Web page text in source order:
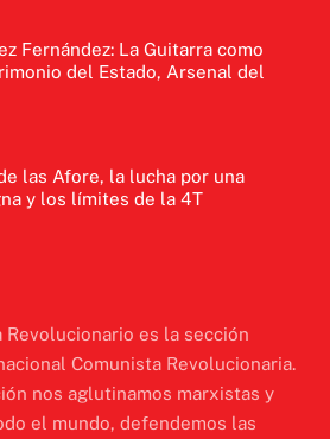
Fernández: La Guitarra como
del Estado, Arsenal del
las Afore, la lucha por una
y los límites de la 4T
Revolucionario es la sección
Comunista Revolucionaria.
nos aglutinamos marxistas y
el mundo, defendemos las